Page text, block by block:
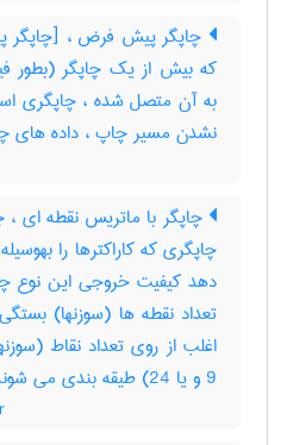
چاپگر پیش فرض ، [چاپگر
که بیش از یک چاپگر (بطور
به آن متصل شده ،
نشدن مسیر چاپ ، داده های
چاپگر با ماتریس نقطه ای
چاپگری که کاراکترها را
دهد کیفیت خروجی این نوع
تعداد نقطه ها (سوزنها)
9 و یا 24) طیقه بندی می شوند